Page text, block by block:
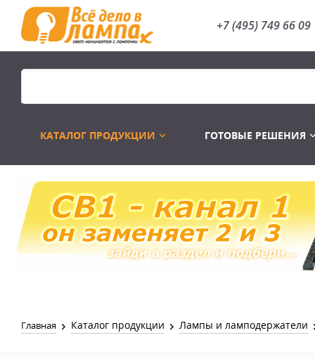
+7 (495) 749 66 09
КАТАЛОГ ПРОДУКЦИИ
Распродажа Лампы
ГОТОВЫЕ РЕШЕНИЯ
Главная Каталог продукции Лампы и ламподержатели